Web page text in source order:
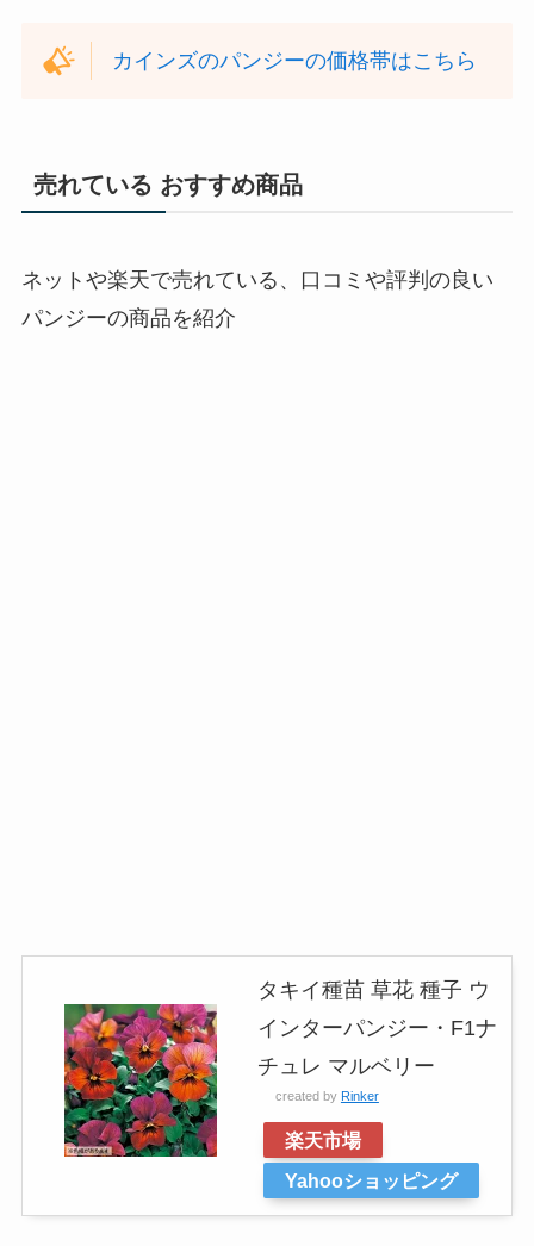
カインズのパンジーの価格帯はこちら
売れている おすすめ商品
ネットや楽天で売れている、口コミや評判の良い
パンジーの商品を紹介
タキイ種苗 草花 種子 ウ
インターパンジー・F1ナ
チュレ マルベリー
created by Rinker
楽天市場
Yahooショッピング